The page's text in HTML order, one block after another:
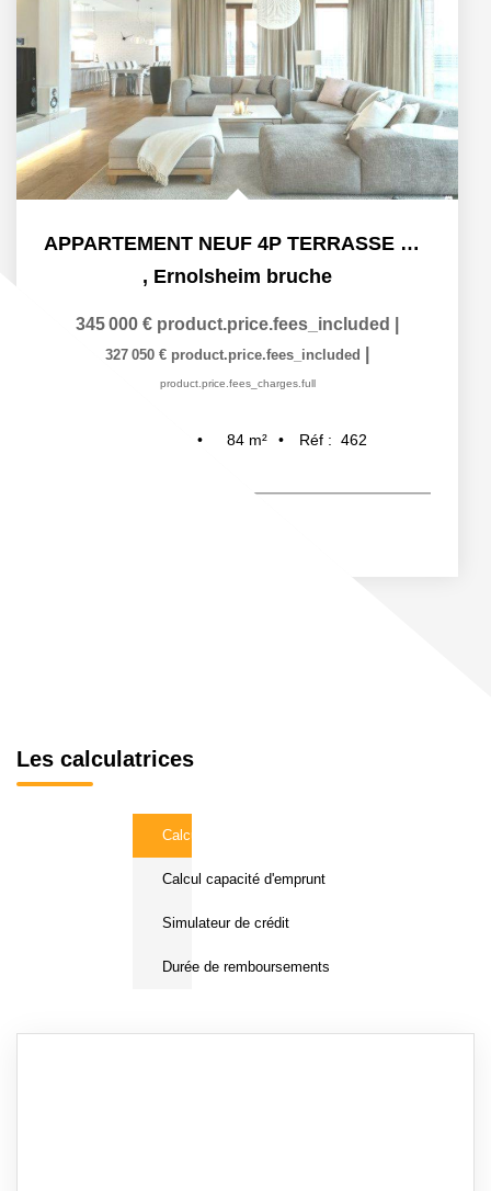
APPARTEMENT NEUF 4P TERRASSE ERNOLSHEIM BRUCHE
, Ernolsheim bruche
345 000 € product.price.fees_included
327 050 € product.price.fees_included
product.price.fees_charges.full
84 m² Réf : 462
Les calculatrices
Calcul Frais de notaire
Calcul capacité d'emprunt
Simulateur de crédit
Durée de remboursements